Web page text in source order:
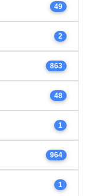
49
2
863
48
1
964
1